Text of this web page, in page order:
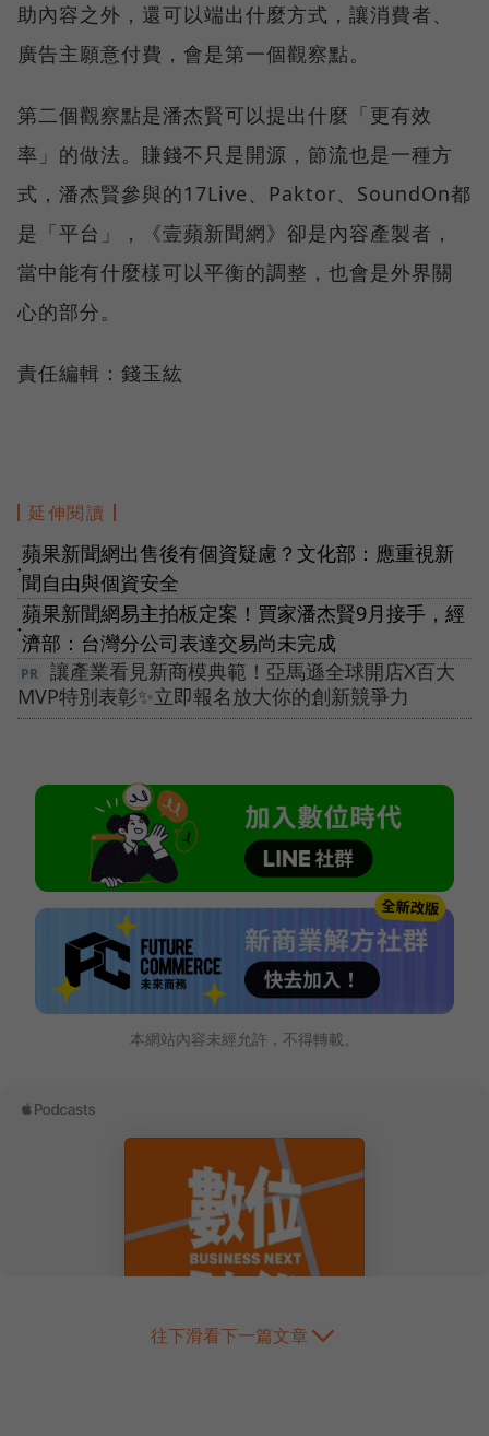
助內容之外，還可以端出什麼方式，讓消費者、
廣告主願意付費，會是第一個觀察點。
第二個觀察點是潘杰賢可以提出什麼「更有效
率」的做法。賺錢不只是開源，節流也是一種方
式，潘杰賢參與的17Live、Paktor、SoundOn都
是「平台」，《壹蘋新聞網》卻是內容產製者，
當中能有什麼樣可以平衡的調整，也會是外界關
心的部分。
責任編輯：錢玉紘
延伸閱讀
●
蘋果新聞網出售後有個資疑慮？文化部：應重視新
聞自由與個資安全
●
蘋果新聞網易主拍板定案！買家潘杰賢9月接手，經
濟部：台灣分公司表達交易尚未完成
讓產業看見新商模典範！亞馬遜全球開店X百大
MVP特別表彰✨立即報名放大你的創新競爭力
本網站內容未經允許，不得轉載。
往下滑看下一篇文章